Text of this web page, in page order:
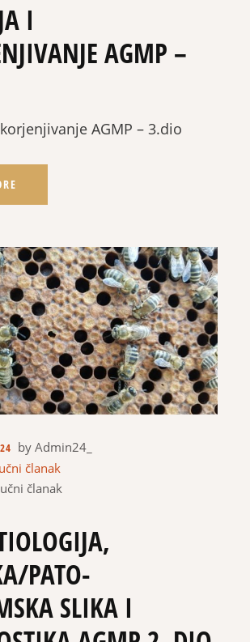
I
AGMP –
AGMP – 3.dio
by Admin24_
članak
članak
PATO-
SLIKA I